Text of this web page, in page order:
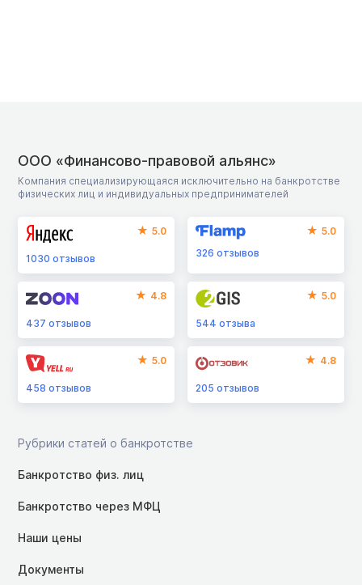
ООО «Финансово-правовой альянс»
Компания специализирующаяся исключительно на банкротстве
физических лиц и индивидуальных предпринимателей
5.0
1030 отзывов
5.0
326отзывов
4.8
437 отзывов
5.0
544отзыва
5.0
458 отзывов
4.8
205отзывов
Рубрики статей о банкротстве
Банкротство физ. лиц
Банкротство через МФЦ
Наши цены
Документы